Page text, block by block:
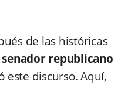
de las históricas
republicano
este discurso. Aquí,